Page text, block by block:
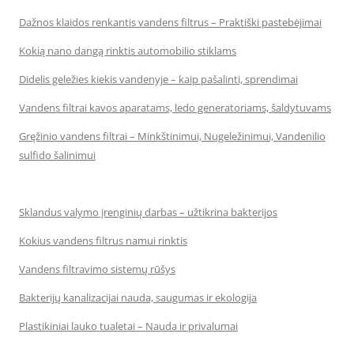
Dažnos klaidos renkantis vandens filtrus – Praktiški pastebėjimai
Kokią nano dangą rinktis automobilio stiklams
Didelis geležies kiekis vandenyje – kaip pašalinti, sprendimai
Vandens filtrai kavos aparatams, ledo generatoriams, šaldytuvams
Gręžinio vandens filtrai – Minkštinimui, Nugeležinimui, Vandenilio
sulfido šalinimui
Sklandus valymo įrenginių darbas – užtikrina bakterijos
Kokius vandens filtrus namui rinktis
Vandens filtravimo sistemų rūšys
Bakterijų kanalizacijai nauda, saugumas ir ekologija
Plastikiniai lauko tualetai – Nauda ir privalumai